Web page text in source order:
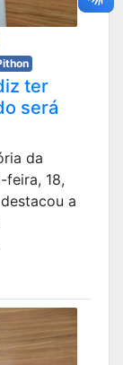
ter
será
da
feira, 18,
a